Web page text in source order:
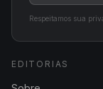
Respeitamos sua
EDITORIAS